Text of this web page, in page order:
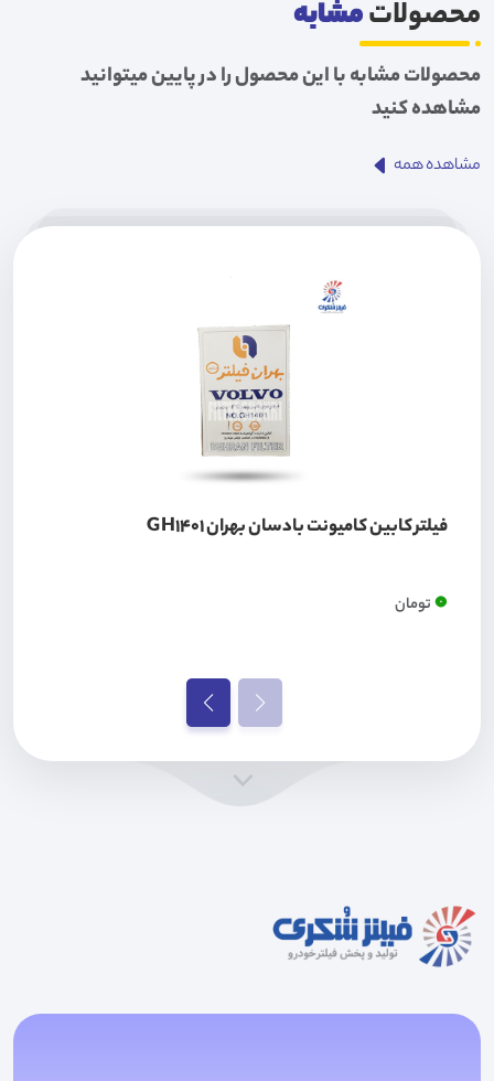
محصولاتمشابه
محصولات مشابه با این محصول را در پایین میتوانید
مشاهده کنید
مشاهده همه
فیلتر کابین کامیونت بادسان بهران GH1401
0تومان